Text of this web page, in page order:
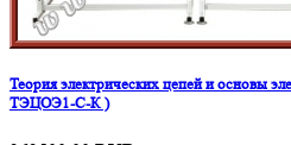
Теория электрических цепей и основы
ТЭЦОЭ1-С-К )